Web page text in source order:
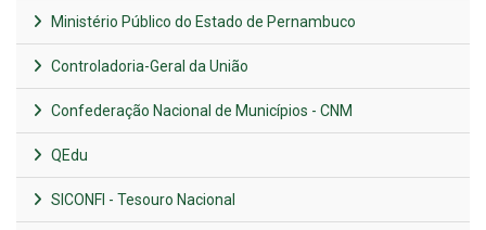
Ministério Público do Estado de Pernambuco
Controladoria-Geral da União
Confederação Nacional de Municípios - CNM
QEdu
SICONFI - Tesouro Nacional